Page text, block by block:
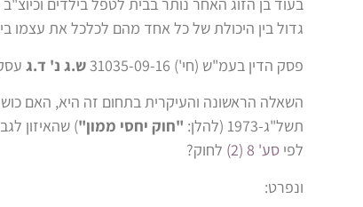
בעוד בן הזוג האחר נותר בבית לטפל בילדים
גדול בין היכולת של כל אחד מהם לכלכל את עצמו
פסק הדין בעמ"ש (חי') 31035-09-16
ש.ג נ' ד.ג
השאלה הראשונה והעיקרית בתחום זה היא, האם
תשל"ג-1973 (להלן:
"חוק יחסי ממון") שהאיזון
לפי סע' 8 (2)
לחוק?
ונפרט: